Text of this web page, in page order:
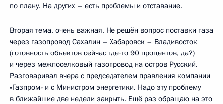
по плану. На других – есть проблемы и отставание.
Вторая тема, очень важная. Не решён вопрос поставки газа
через газопровод Сахалин – Хабаровск – Владивосток
(готовность объектов сейчас где‑то 90 процентов, да?)
и через межпоселковый газопровод на остров Русский.
Разговаривал вчера с председателем правления компании
«Газпром» и с Министром энергетики. Надо эту проблему
в ближайшие две недели закрыть. Ещё раз обращаю на это